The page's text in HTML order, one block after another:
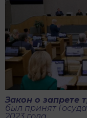
Закон о запрете
был принят